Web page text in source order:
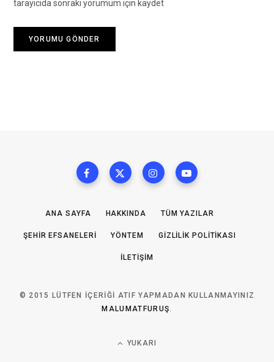
tarayıcıda sonraki yorumum için kaydet
ANA SAYFA HAKKINDA TÜM YAZILAR
ŞEHIR EFSANELERI YÖNTEM GIZLILIK POLITIKASI
İLETIŞIM
© 2015 LÜTFEN IÇERIĞI ATIF YAPMADAN KULLANMAYINIZ
MALUMATFURUŞ.
YUKARI